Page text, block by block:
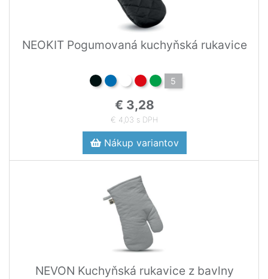
NEOKIT Pogumovaná kuchyňská rukavice
5
€ 3,28
€ 4,03 s DPH
Nákup variantov
NEVON Kuchyňská rukavice z bavlny